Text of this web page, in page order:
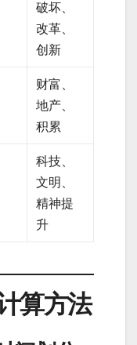
破坏、
改革、
创新
财富、
地产、
积累
科技、
文明、
精神提
升
算方法